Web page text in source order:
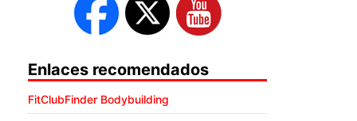
Enlaces recomendados
FitClubFinder Bodybuilding